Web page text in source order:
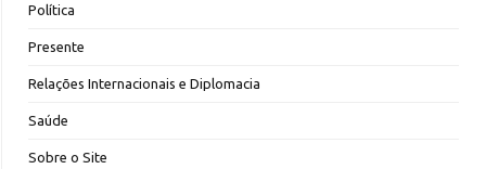
Política
Presente
Relações Internacionais e Diplomacia
Saúde
Sobre o Site